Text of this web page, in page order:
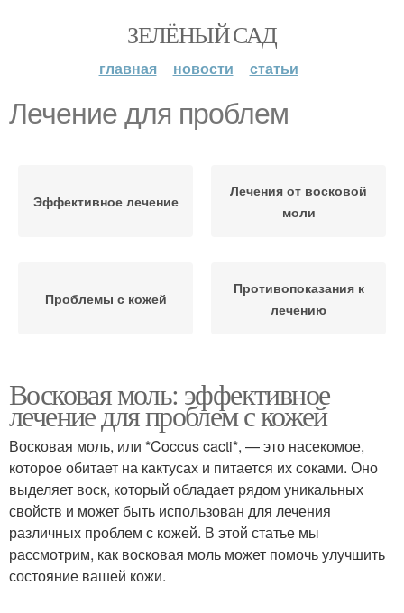
ЗЕЛЁНЫЙ САД
главная новости статьи
Лечение для проблем
Эффективное лечение
Лечения от восковой
моли
Проблемы с кожей
Противопоказания к
лечению
Восковая моль: эффективное
лечение для проблем с кожей
Восковая моль, или *Coccus cacti*, — это насекомое,
которое обитает на кактусах и питается их соками. Оно
выделяет воск, который обладает рядом уникальных
свойств и может быть использован для лечения
различных проблем с кожей. В этой статье мы
рассмотрим, как восковая моль может помочь улучшить
состояние вашей кожи.